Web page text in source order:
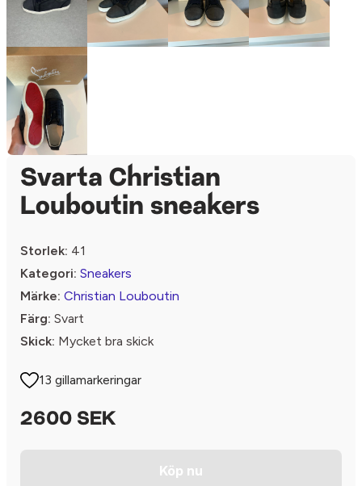
Svarta Christian
Louboutin sneakers
Storlek: 41
Kategori: Sneakers
Märke: Christian Louboutin
Färg: Svart
Skick: Mycket bra skick
13 gillamarkeringar
2600 SEK
Köp nu